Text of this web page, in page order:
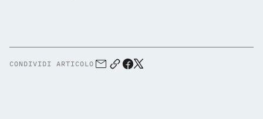
CONDIVIDI ARTICOLO